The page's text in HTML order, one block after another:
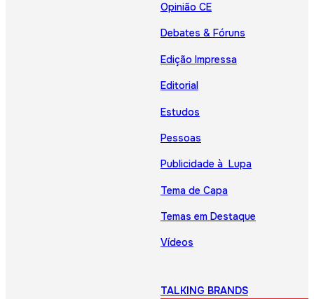
Opinião CE
Debates & Fóruns
Edição Impressa
Editorial
Estudos
Pessoas
Publicidade à Lupa
Tema de Capa
Temas em Destaque
Vídeos
TALKING BRANDS